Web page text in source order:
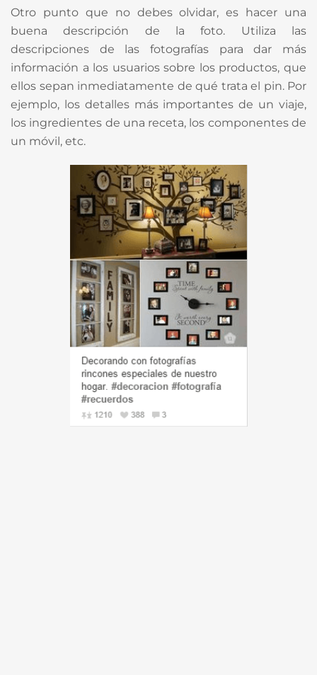
Otro punto que no debes olvidar, es hacer una
buena descripción de la foto. Utiliza las
descripciones de las fotografías para dar más
información a los usuarios sobre los productos, que
ellos sepan inmediatamente de qué trata el pin. Por
ejemplo, los detalles más importantes de un viaje,
los ingredientes de una receta, los componentes de
un móvil, etc.